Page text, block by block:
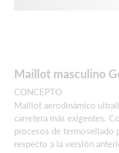
Maillot masculino
CONCEPTO
Maillot aerodinámico
carretera más exigentes.
procesos de termosellado
respecto a la versión